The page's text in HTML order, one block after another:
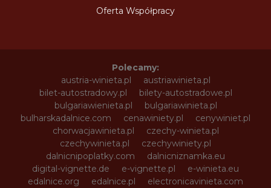
Oferta Współpracy
Polecamy:
austria-winieta.pl
austriawinieta.pl
bilet-autostradowy.pl
bilety-autostradowe.pl
bulgariawienieta.pl
bulgariawinieta.pl
bulharskadalnice.com
cenawiniety.pl
cenywiniet.pl
chorwacjawinieta.pl
czechy-winieta.pl
czechywinieta.pl
czechywiniety.pl
dalnicnipoplatky.com
dalnicniznamka.eu
digital-vignette.de
e-vignette.pl
e-winieta.eu
edalnice.org
edalnice.pl
electronicavinieta.com